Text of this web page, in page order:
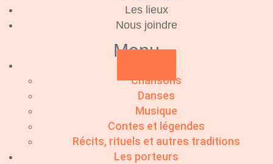
Les lieux
Nous joindre
Menu
Chansons
Danses
Musique
Contes et légendes
Récits, rituels et autres traditions
Les porteurs